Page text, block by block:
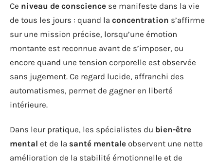
Ce niveau de conscience se manifeste dans la vie
de tous les jours : quand la concentration s’affirme
sur une mission précise, lorsqu’une émotion
montante est reconnue avant de s’imposer, ou
encore quand une tension corporelle est observée
sans jugement. Ce regard lucide, affranchi des
automatismes, permet de gagner en liberté
intérieure.
Dans leur pratique, les spécialistes du bien-être
mental et de la santé mentale observent une nette
amélioration de la stabilité émotionnelle et de